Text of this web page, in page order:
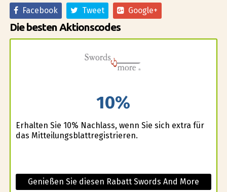
Facebook
Tweet Google+
Die besten Aktionscodes
10%
Erhalten Sie 10% Nachlass, wenn Sie sich extra für
das Mitteilungsblattregistrieren.
Genießen Sie diesen Rabatt Swords And More